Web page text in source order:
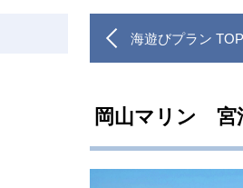
海遊びプラン TOP
岡山マリン 宮